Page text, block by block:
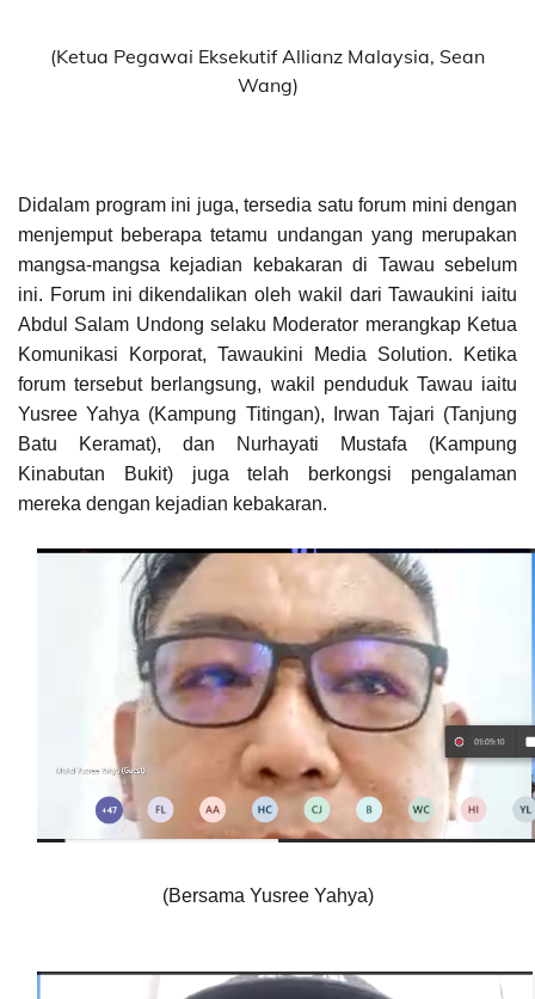
(Ketua Pegawai Eksekutif Allianz Malaysia, Sean
Wang)
Didalam program ini juga, tersedia satu forum mini dengan
menjemput beberapa tetamu undangan yang merupakan
mangsa-mangsa kejadian kebakaran di Tawau sebelum
ini. Forum ini dikendalikan oleh wakil dari Tawaukini iaitu
Abdul Salam Undong selaku Moderator merangkap Ketua
Komunikasi Korporat, Tawaukini Media Solution.
Ketika
forum tersebut berlangsung, wakil penduduk Tawau iaitu
Yusree Yahya (Kampung Titingan), Irwan Tajari (Tanjung
Batu Keramat), dan Nurhayati
Mustafa (Kampung
Kinabutan Bukit) juga telah berkongsi pengalaman
mereka dengan kejadian kebakaran.
(Bersama Yusree Yahya)